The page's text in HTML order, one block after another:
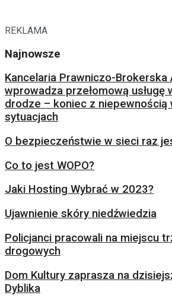
REKLAMA
Najnowsze
Kancelaria Prawniczo-Brokerska
wprowadza przełomową usługę
drodze – koniec z niepewnością
sytuacjach
O bezpieczeństwie w sieci raz
Co to jest WOPO?
Jaki Hosting Wybrać w 2023?
Ujawnienie skóry niedźwiedzia
Policjanci pracowali na miejscu
drogowych
Dom Kultury zaprasza na
Dyblika